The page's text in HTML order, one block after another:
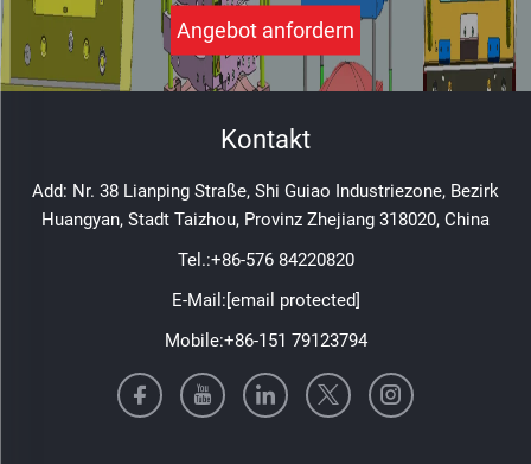
Angebot anfordern
Kontakt
Add: Nr. 38 Lianping Straße, Shi Guiao Industriezone, Bezirk
Huangyan, Stadt Taizhou, Provinz Zhejiang 318020, China
Tel.:+86-576 84220820
E-Mail:[email protected]
Mobile:+86-151 79123794